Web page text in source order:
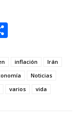
ar
e
inflación
Irán
Noticias
varios vida